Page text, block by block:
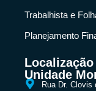
Trabalhista e
Planejamento
Localização
Unidade
Rua Dr. Clovis